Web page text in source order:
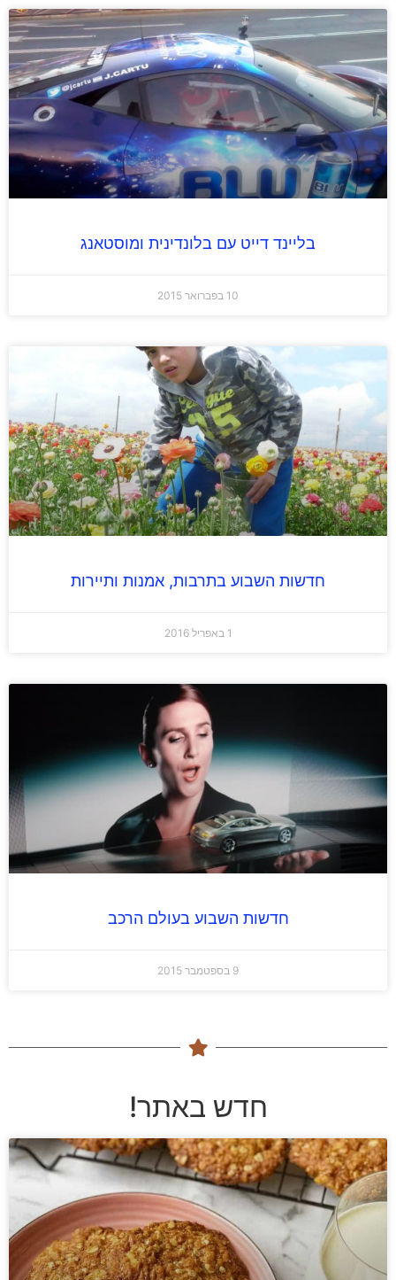
בליינד דייט עם בלונדינית ומוסטאנג
10 בפברואר 2015
חדשות השבוע בתרבות, אמנות ותיירות
1 באפריל 2016
חדשות השבוע בעולם הרכב
9 בספטמבר 2015
חדש באתר!